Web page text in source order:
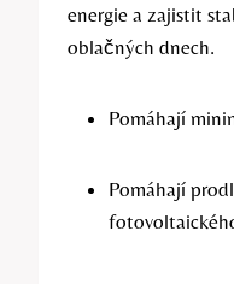
energie a zajistit
oblačných dnech.
Pomáhají
Pomáhají